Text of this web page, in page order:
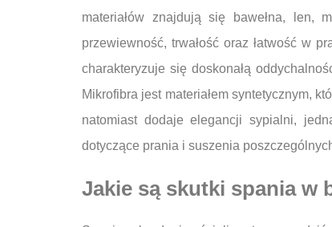
materiałów znajdują się bawełna, len,
przewiewność, trwałość oraz łatwość w
charakteryzuje się doskonałą
Mikrofibra jest materiałem syntetycznym,
natomiast dodaje elegancji sypialni,
dotyczące prania i suszenia
Jakie są skutki spania w